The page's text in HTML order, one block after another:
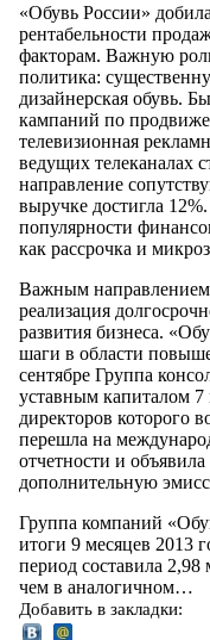
«Обувь России»
рентабельности
факторам. Важную
политика:
дизайнерская обувь.
кампаний по
телевизионная
ведущих телеканалах
направление
выручке достигла
популярности
как рассрочка и
Важным направлением
реализация
развития бизнеса.
шаги в области
сентябре Группа
уставным капиталом 7
директоров которого
перешла на
отчетности и
дополнительную
Группа компаний
итоги 9 месяцев 2013
период составила
чем в аналогичном…
Добавить в закладки: